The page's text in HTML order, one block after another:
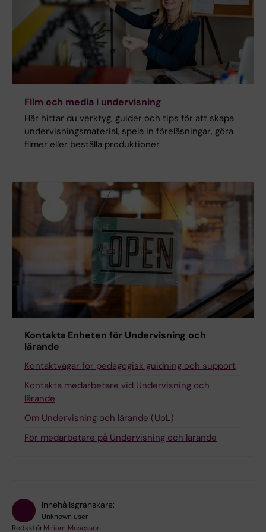
Film och media i undervisning
Här hittar du verktyg, guider och tips för att skapa
undervisningsmaterial, spela in föreläsningar, göra
filmer eller beställa produktioner.
Kontakta Enheten för Undervisning och
lärande
Kontaktvägar för pedagogisk guidning och support
Kontakta medarbetare vid Undervisning och
lärande
Om Undervisning och lärande (UoL)
För medarbetare på Undervisning och lärande
Innehållsgranskare:
Unknown user
Redaktör:Miriam Mosesson